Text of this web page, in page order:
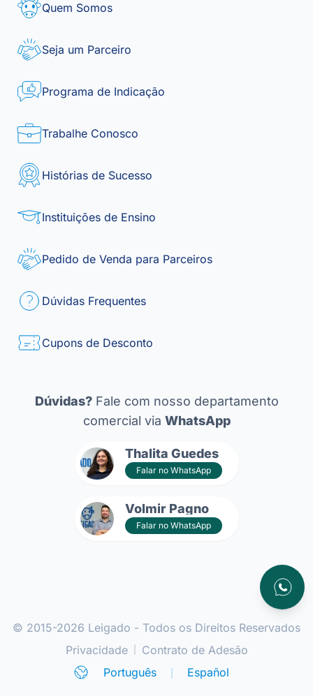
Quem Somos
Seja um Parceiro
Programa de Indicação
Trabalhe Conosco
Histórias de Sucesso
Instituições de Ensino
Pedido de Venda para Parceiros
Dúvidas Frequentes
Cupons de Desconto
Dúvidas?Fale com nosso departamento
comercial via WhatsApp
Thalita Guedes
Falar no WhatsApp
Volmir Pagno
Falar no WhatsApp
© 2015-2026 Leigado - Todos os Direitos Reservados
Privacidade
Contrato de Adesão
Português
Español